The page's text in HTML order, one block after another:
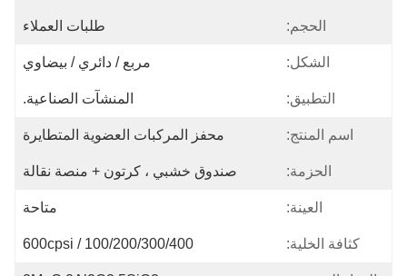
الحجم: طلبات العملاء
الشكل: مربع / دائري / بيضاوي
التطبيق: المنشآت الصناعية.
اسم المنتج: محفز المركبات العضوية المتطايرة
الحزمة: صندوق خشبي ، كرتون + منصة نقالة
العينة: متاحة
كثافة الخلية: 100/200/300/400 / 600cpsi